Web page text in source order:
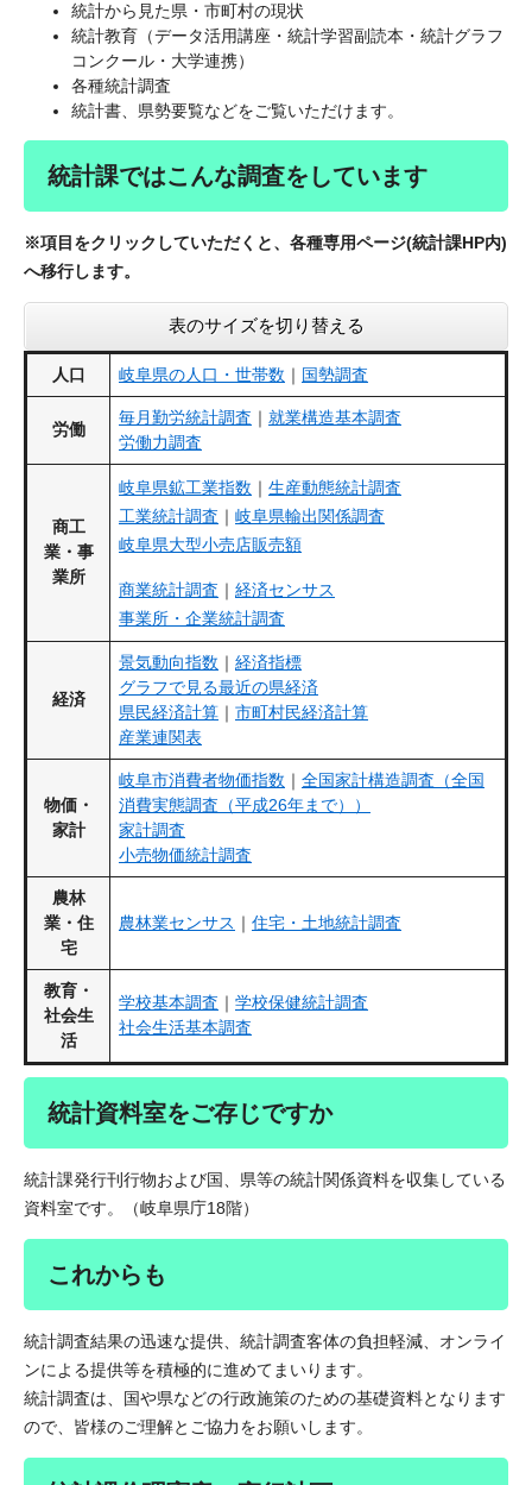
統計から見た県・市町村の現状
統計教育（データ活用講座・統計学習副読本・統計グラフ
コンクール・大学連携）
各種統計調査
統計書、県勢要覧などをご覧いただけます。
統計課ではこんな調査をしています
※項目 をクリックしていただくと、各種専用ページ(統計課HP内)
へ移行します。
表のサイズを切り替える
人口 岐阜県の人口・世帯数 ｜ 国勢調査
労働
毎月勤労統計調査 ｜ 就業構造基本調査
労働力調査
商工
業・事
業所
岐阜県鉱工業指数 ｜ 生産動態統計調査
工業統計調査 ｜ 岐阜県輸出関係調査
岐阜県大型小売店販売額
商業統計調査 ｜ 経済センサス
事業所・企業統計調査
経済
景気動向指数 ｜ 経済指標
グラフで見る最近の県経済
県民経済計算 ｜ 市町村民経済計算
産業連関表
物価・
家計
岐阜市消費者物価指数 ｜ 全国家計構造調査（全国
消費実態調査（平成26年まで））
家計調査
小売物価統計調査
農林
業・住
宅
農林業センサス ｜ 住宅・土地統計調査
教育・
社会生
活
学校基本調査 ｜ 学校保健統計調査
社会生活基本調査
統計資料室をご存じですか
統計課発行刊行物および国、県等の統計関係資料を収集している
資料室です。（岐阜県庁18階）
これからも
統計調査結果の迅速な提供、統計調査客体の負担軽減、オンライ
ンによる提供等を積極的に進めてまいります。
統計調査は、国や県などの行政施策のための基礎資料となります
ので、皆様のご理解とご協力をお願いします。